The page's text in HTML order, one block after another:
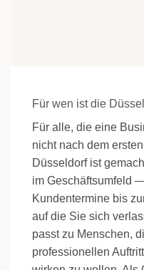
Für wen ist die
Für alle, die eine
nicht nach dem
Düsseldorf ist
im Geschäftsumfeld
Kundentermine bis
auf die Sie sich
passt zu Menschen,
professionellen